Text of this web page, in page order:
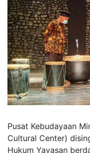
Pusat Kebudayaan
Cultural Center)
Hukum Yayasan